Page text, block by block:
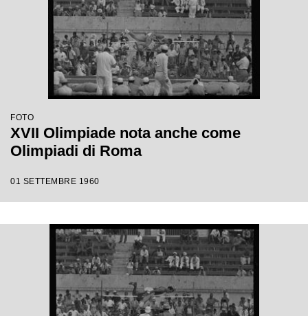
FOTO
XVII Olimpiade nota anche come
Olimpiadi di Roma
01 SETTEMBRE 1960